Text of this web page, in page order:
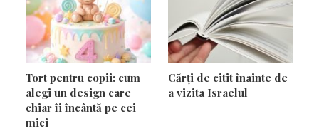
Tort pentru copii: cum
alegi un design care
chiar îi încântă pe cei
mici
Cărți de citit înainte de
a vizita Israelul